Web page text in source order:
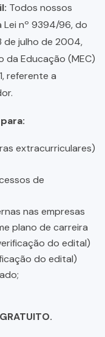
Todos nossos
Lei nº 9394/96, do
de julho de 2004,
da Educação (MEC)
referente a
extracurriculares)
de
nas empresas
plano de carreira
do edital)
do edital)